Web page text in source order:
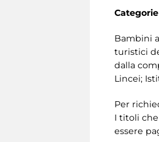
Bambini
turistici
dalla
Lincei;
Per
I titoli
essere